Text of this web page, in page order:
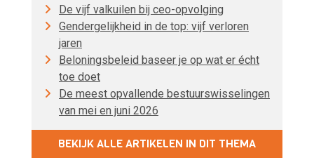
De vijf valkuilen bij ceo-opvolging
Gendergelijkheid in de top: vijf verloren
jaren
Beloningsbeleid baseer je op wat er écht
toe doet
De meest opvallende bestuurswisselingen
van mei en juni 2026
BEKIJK ALLE ARTIKELEN IN DIT THEMA